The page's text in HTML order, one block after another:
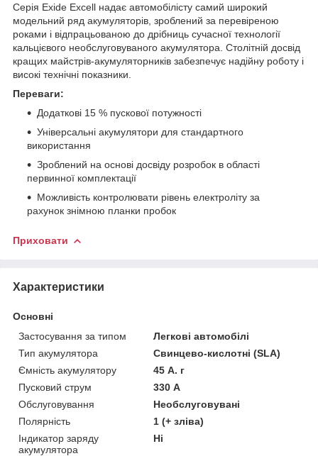
Серія Exide Excell надає автомобілісту самий широкий
модельний ряд акумуляторів, зроблений за перевіреною
роками і відпрацьованою до дрібниць сучасної технології
кальцієвого необслуговуваного акумулятора. Столітній досвід
кращих майстрів-акумуляторників забезпечує надійну роботу і
високі технічні показники.
Переваги:
Додаткові 15 % пускової потужності
Універсальні акумулятори для стандартного
використання
Зроблений на основі досвіду розробок в області
первинної комплектації
Можливість контролювати рівень електроліту за
рахунок знімною планки пробок
Приховати
Характеристики
Основні
Застосування за типом
Легкові автомобілі
Тип акумулятора
Свинцево-кислотні (SLA)
Ємність акумулятору
45 А. г
Пусковий струм
330 А
Обслуговування
Необслуговувані
Полярність
1 (+ зліва)
Індикатор заряду
акумулятора
Ні